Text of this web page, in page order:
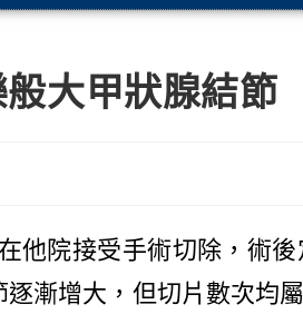
大甲狀腺結節
他院接受手術切除，術
漸增大，但切片數次均